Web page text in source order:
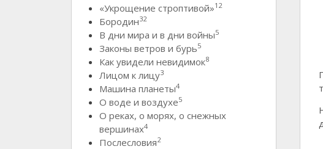
«Укрощение строптивой»12
Бородин32
В дни мира и в дни войны5
Законы ветров и бурь5
Как увидели невидимок8
Лицом к лицу3
Машина планеты4
О воде и воздухе5
О реках, о морях, о снежных
вершинах4
Послесловия2